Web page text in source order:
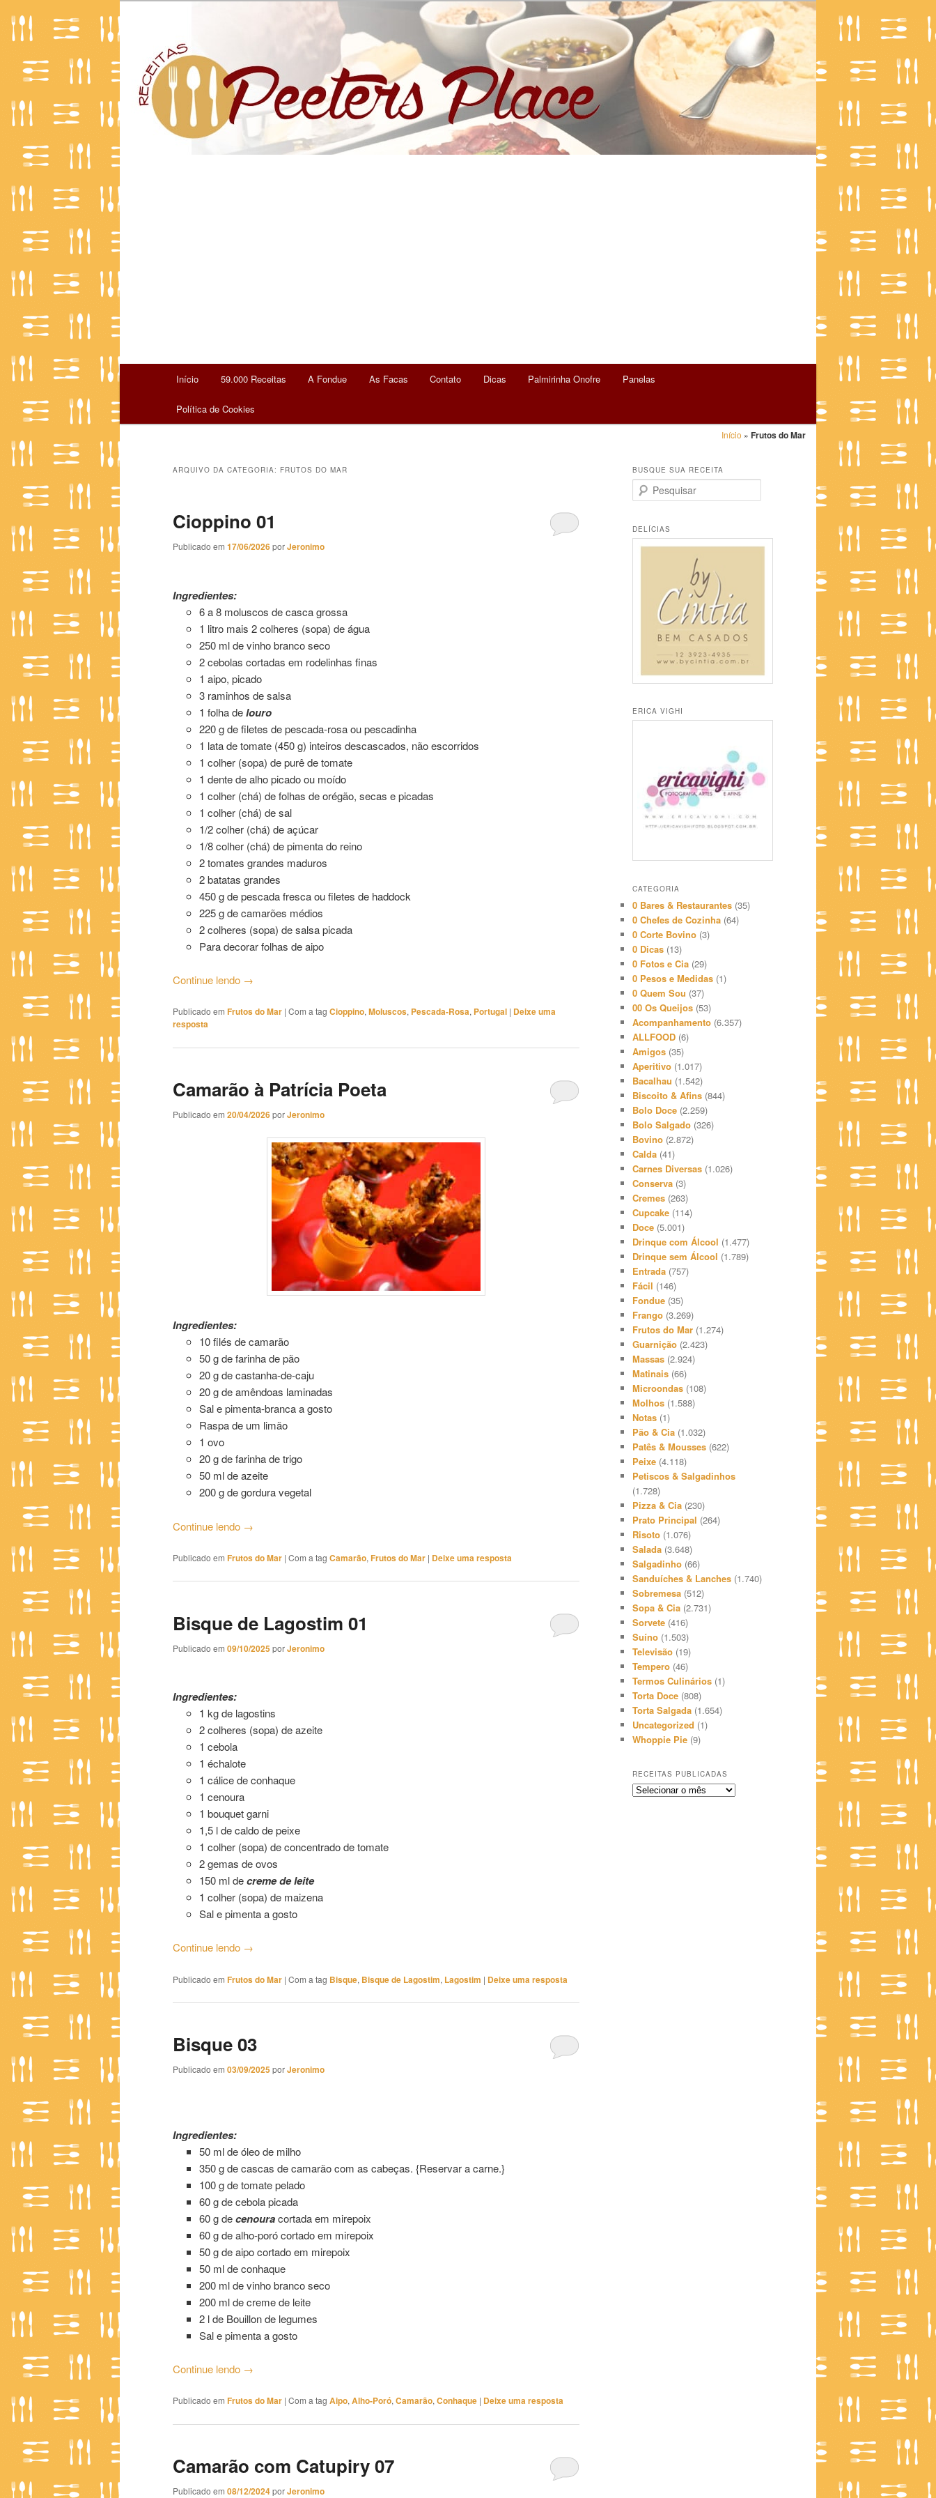
Receitas | Peeters Place
Pular
para
principal
Pular
para
secundário
Início 59.000 Receitas A Fondue As Facas Contato Dicas Palmirinha Onofre Panelas
Política de Cookies
Início » Frutos do Mar
ARQUIVO DA CATEGORIA: FRUTOS DO MAR
Cioppino 01
Publicado em 17/06/2026porJeronimo
Ingredientes:
6 a 8 moluscos de casca grossa
1 litro mais 2 colheres (sopa) de água
250 ml de vinho branco seco
2 cebolas cortadas em rodelinhas finas
1 aipo, picado
3 raminhos de salsa
1 folha delouro
220 g de filetes de pescada-rosa ou pescadinha
1 lata de tomate (450 g) inteiros descascados, não escorridos
1 colher (sopa) de purê de tomate
1 dente de alho picado ou moído
1 colher (chá) de folhas de orégão, secas e picadas
1 colher (chá) de sal
1/2 colher (chá) de açúcar
1/8 colher (chá) de pimenta do reino
2 tomates grandes maduros
2 batatas grandes
450 g de pescada fresca ou filetes de haddock
225 g de camarões médios
2 colheres (sopa) de salsa picada
Para decorar folhas de aipo
Continue lendo →
Publicado em Frutos do Mar | Com a tag Cioppino, Moluscos, Pescada-Rosa, Portugal | Deixe uma
resposta
Camarão à Patrícia Poeta
Publicado em 20/04/2026porJeronimo
Ingredientes:
10 filés de camarão
50 g de farinha de pão
20 g de castanha-de-caju
20 g de amêndoas laminadas
Sal e pimenta-branca a gosto
Raspa de um limão
1 ovo
20 g de farinha de trigo
50 ml de azeite
200 g de gordura vegetal
Continue lendo →
Publicado em Frutos do Mar | Com a tag Camarão, Frutos do Mar | Deixe uma resposta
Bisque de Lagostim 01
Publicado em 09/10/2025porJeronimo
Ingredientes:
1 kg de lagostins
2 colheres (sopa) de azeite
1 cebola
1 échalote
1 cálice de conhaque
1 cenoura
1 bouquet garni
1,5 l de caldo de peixe
1 colher (sopa) de concentrado de tomate
2 gemas de ovos
150 ml decreme de leite
1 colher (sopa) de maizena
Sal e pimenta a gosto
Continue lendo →
Publicado em Frutos do Mar | Com a tag Bisque, Bisque de Lagostim, Lagostim | Deixe uma resposta
Bisque 03
Publicado em 03/09/2025porJeronimo
Ingredientes:
50 ml de óleo de milho
350 g de cascas de camarão com as cabeças. {Reservar a carne.}
100 g de tomate pelado
60 g de cebola picada
60 g decenouracortada em mirepoix
60 g de alho-poró cortado em mirepoix
50 g de aipo cortado em mirepoix
50 ml de conhaque
200 ml de vinho branco seco
200 ml de creme de leite
2 l de Bouillon de legumes
Sal e pimenta a gosto
Continue lendo →
Publicado em Frutos do Mar | Com a tag Aipo, Alho-Poró, Camarão, Conhaque | Deixe uma resposta
Camarão com Catupiry 07
Publicado em 08/12/2024porJeronimo
BUSQUE SUA RECEITA
e
q
u
DELÍCIAS
ERICA VIGHI
CATEGORIA
0 Bares & Restaurantes (35)
0 Chefes de Cozinha (64)
0 Corte Bovino (3)
0 Dicas (13)
0 Fotos e Cia (29)
0 Pesos e Medidas (1)
0 Quem Sou (37)
00 Os Queijos (53)
Acompanhamento (6.357)
ALLFOOD (6)
Amigos (35)
Aperitivo (1.017)
Bacalhau (1.542)
Biscoito & Afins (844)
Bolo Doce (2.259)
Bolo Salgado (326)
Bovino (2.872)
Calda (41)
Carnes Diversas (1.026)
Conserva (3)
Cremes (263)
Cupcake (114)
Doce (5.001)
Drinque com Álcool (1.477)
Drinque sem Álcool (1.789)
Entrada (757)
Fácil (146)
Fondue (35)
Frango (3.269)
Frutos do Mar (1.274)
Guarnição (2.423)
Massas (2.924)
Matinais (66)
Microondas (108)
Molhos (1.588)
Notas (1)
Pão & Cia (1.032)
Patês & Mousses (622)
Peixe (4.118)
Petiscos & Salgadinhos
(1.728)
Pizza & Cia (230)
Prato Principal (264)
Risoto (1.076)
Salada (3.648)
Salgadinho (66)
Sanduíches & Lanches (1.740)
Sobremesa (512)
Sopa & Cia (2.731)
Sorvete (416)
Suíno (1.503)
Televisão (19)
Tempero (46)
Termos Culinários (1)
Torta Doce (808)
Torta Salgada (1.654)
Uncategorized (1)
Whoppie Pie (9)
RECEITAS PUBLICADAS
Receitas